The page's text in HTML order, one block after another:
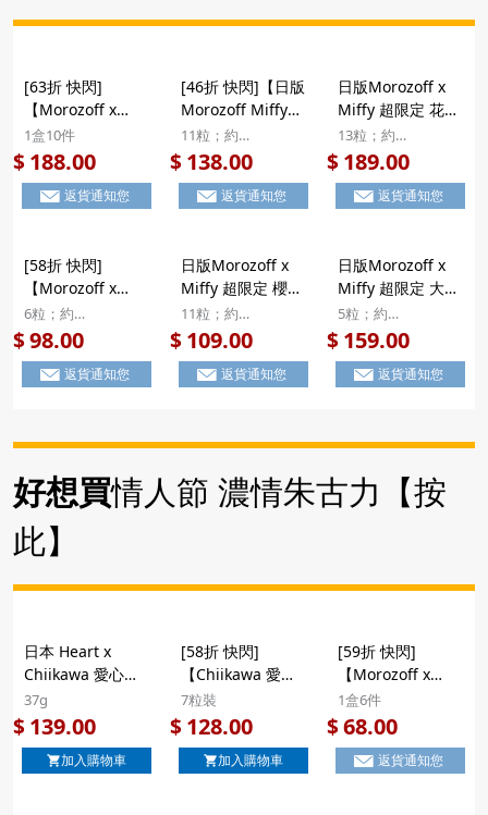
[63折 快閃]
【Morozoff x
Miffy 悠然野餐 朱
古力】日版
Morozoff Miffy 超
限定 悠然野餐 野
禮盒 10粒
1盒10件
$188.00
返貨通知您
[46折 快閃]【日版
Morozoff Miffy舍
下の書 朱古力畫
冊】日版Morozoff
Miffy 超限定 舍下
の書 立體造型朱古
11粒；約
11x15.3x4cm
$138.00
返貨通知您
日版Morozoff x
Miffy 超限定 花花
裙 立體造型鐵罐
雜錦造型朱古力 禮
盒 13粒【市集世
界 - 日本市集】
13粒；約
16.2×9×3.7cm
$189.00
返貨通知您
[58折 快閃]
【Morozoff x
Miffy 午後時光 松
露朱古力】日版
Morozoff Miffy 超
限定 午後時光 茶
6粒；約
6.9x6.9x12cm
$98.00
返貨通知您
日版Morozoff x
Miffy 超限定 櫻桃
的愛 立體造型朱古
力 珍藏鐵罐禮盒
11粒【市集世界 -
日本市集】
11粒；約
7.4×10.8×2.9cm
$109.00
返貨通知您
日版Morozoff x
Miffy 超限定 大頭
Miffy 毛毛化妝袋
立體造型朱古力 禮
包 5粒【市集世界
- 日本市集】
5粒；約
16.5×10.5×3cm
$159.00
返貨通知您
好想買情人節 濃情朱古力【按
此】
日本 Heart x
Chiikawa 愛心朱
古力派對 心形彩繪
朱古力 小物收納
拉鍊袋 37g (317)
【市集世界 - 日本
37g
$139.00
加入購物車
[58折 快閃]
【Chiikawa 愛心
朱古力】日本
Heart x Chiikawa
愛心朱古力派對 心
形彩繪朱古力 珍藏
7粒裝
$128.00
加入購物車
[59折 快閃]
【Morozoff x
Miffy 溫馨園藝 朱
古力】日版
Morozoff x Miffy
超限定 溫馨園藝
1盒6件
$68.00
返貨通知您